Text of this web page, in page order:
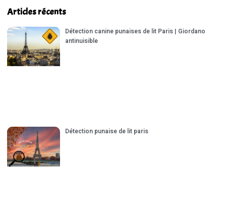
Articles récents
Détection canine punaises de lit Paris | Giordano
antinuisible
Détection punaise de lit paris